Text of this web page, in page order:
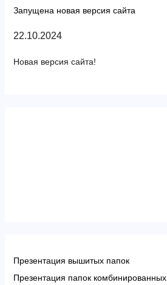
Запущена новая версия сайта
22.10.2024
Новая версия сайта!
Презентация вышитых папок
Презентация папок комбинированных